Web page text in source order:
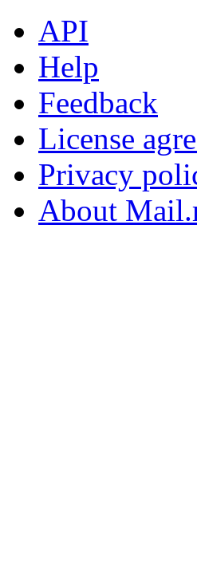
API
Help
Feedback
License
Privacy
About